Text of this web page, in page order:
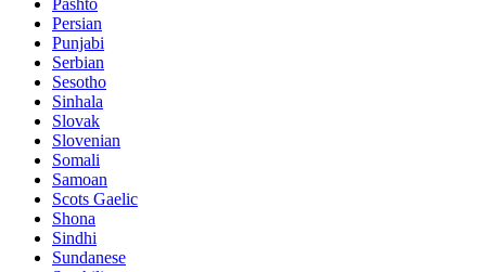
Pashto
Persian
Punjabi
Serbian
Sesotho
Sinhala
Slovak
Slovenian
Somali
Samoan
Scots Gaelic
Shona
Sindhi
Sundanese